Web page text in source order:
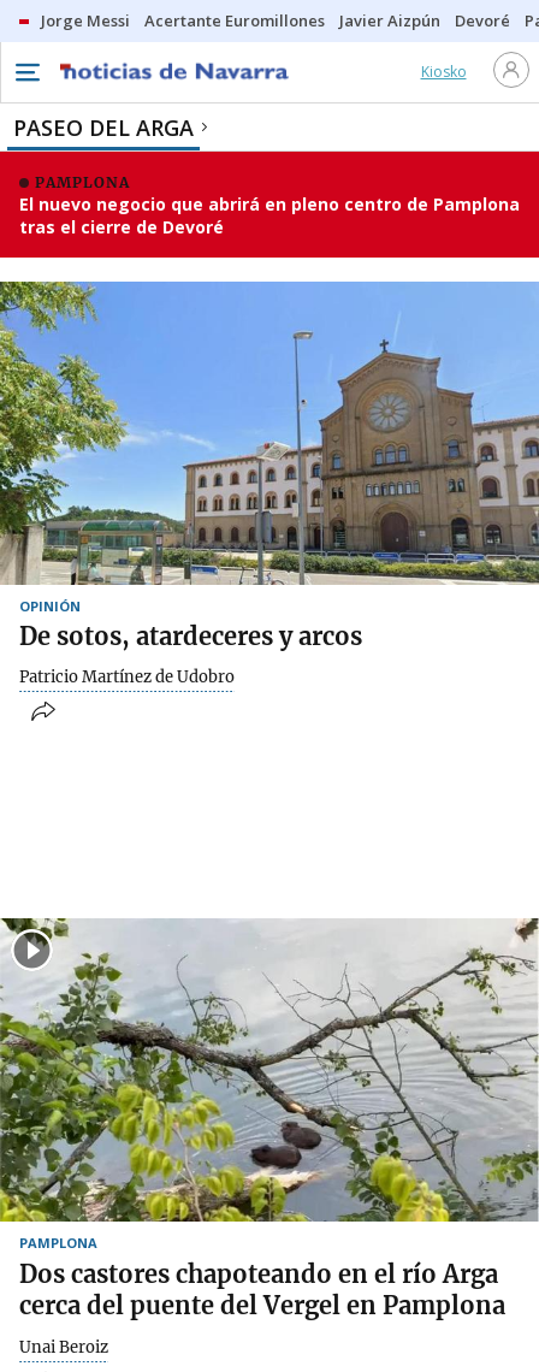
Jorge Messi Acertante Euromillones Javier Aizpún Devoré
Kiosko
PASEO DEL ARGA
PAMPLONA
El nuevo negocio que abrirá en pleno centro de Pamplona
tras el cierre de Devoré
OPINIÓN
De sotos, atardeceres y arcos
Patricio Martínez de Udobro
PAMPLONA
Dos castores chapoteando en el río Arga
cerca del puente del Vergel en Pamplona
Unai Beroiz